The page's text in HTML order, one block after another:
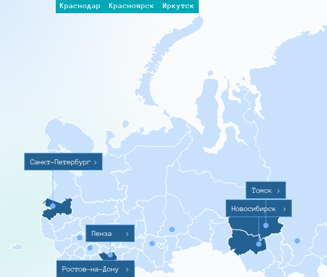
Краснодар
Красноярск Иркутск
Санкт-Петербург >
Ростов-на-Дону >
Пенза >
Новосибирск >
Томск >